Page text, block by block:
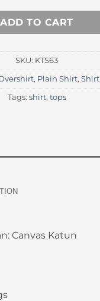
ADD TO CART
SKU: KTS63
, Plain Shirt, Shirt,
Tags: shirt, tops
Canvas Katun